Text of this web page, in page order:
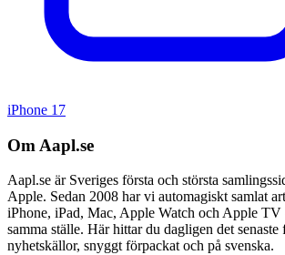
iPhone 17
Om Aapl.se
Aapl.se är Sveriges första och största
Apple. Sedan 2008 har vi automagiskt samlat
iPhone, iPad, Mac, Apple Watch och Apple TV
samma ställe. Här hittar du dagligen det
nyhetskällor, snyggt förpackat och på svenska.